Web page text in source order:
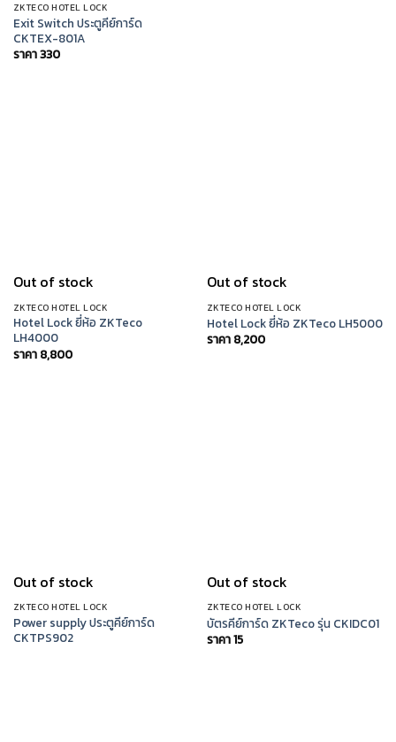
ZKTECO HOTEL LOCK
Exit Switch ประตูคีย์การ์ด
CKTEX-801A
ราคา330
Out of stock
ZKTECO HOTEL LOCK
Hotel Lock ยี่ห้อ ZKTeco
LH4000
ราคา 8,800
Out of stock
ZKTECO HOTEL LOCK
Hotel Lock ยี่ห้อ ZKTeco LH5000
ราคา 8,200
Out of stock
ZKTECO HOTEL LOCK
Power supply ประตูคีย์การ์ด
CKTPS902
Out of stock
ZKTECO HOTEL LOCK
บัตรคีย์การ์ด ZKTeco รุ่น CKIDC01
ราคา15